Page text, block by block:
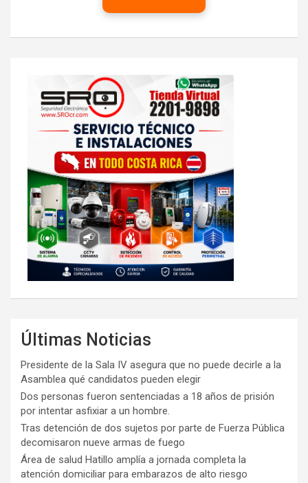
Últimas Noticias
Presidente de la Sala IV asegura que no puede decirle a la
Asamblea qué candidatos pueden elegir
Dos personas fueron sentenciadas a 18 años de prisión
por intentar asfixiar a un hombre.
Tras detención de dos sujetos por parte de Fuerza Pública
decomisaron nueve armas de fuego
Área de salud Hatillo amplía a jornada completa la
atención domiciliar para embarazos de alto riesgo